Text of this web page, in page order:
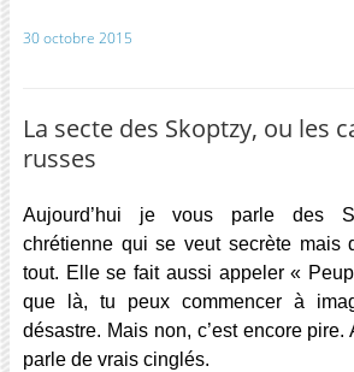
30 octobre 2015
La secte des Skoptzy, ou les
russes
Aujourd’hui je vous parle des
chrétienne qui se veut secrète mais
tout. Elle se fait aussi appeler «
que là, tu peux commencer à
désastre. Mais non, c’est encore pire.
parle de vrais cinglés.